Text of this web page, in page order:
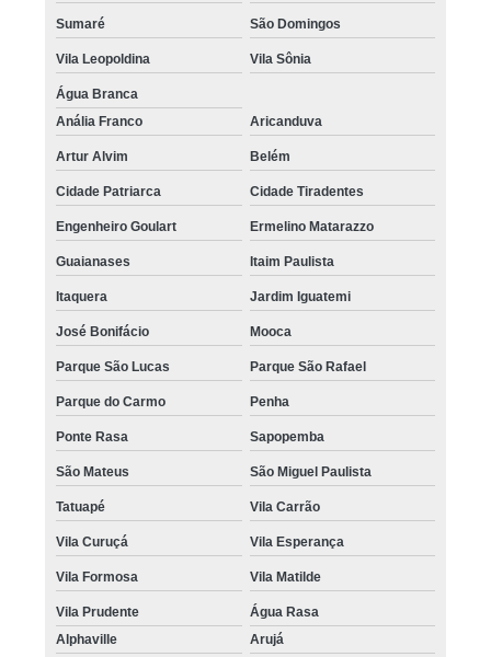
Sumaré São Domingos
Vila Leopoldina Vila Sônia
Água Branca
Anália Franco
Aricanduva
Artur Alvim Belém
Cidade Patriarca Cidade Tiradentes
Engenheiro Goulart Ermelino Matarazzo
Guaianases Itaim Paulista
Itaquera Jardim Iguatemi
José Bonifácio Mooca
Parque São Lucas Parque São Rafael
Parque do Carmo Penha
Ponte Rasa Sapopemba
São Mateus São Miguel Paulista
Tatuapé Vila Carrão
Vila Curuçá Vila Esperança
Vila Formosa Vila Matilde
Vila Prudente
Água Rasa
Alphaville
Arujá